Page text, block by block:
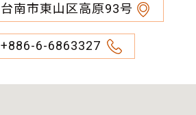
台南市東山区高原93号
+886-6-6863327